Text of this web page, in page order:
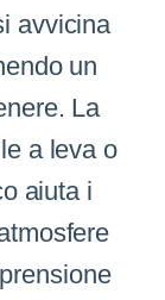
avvicina
un
La
a leva o
aiuta i